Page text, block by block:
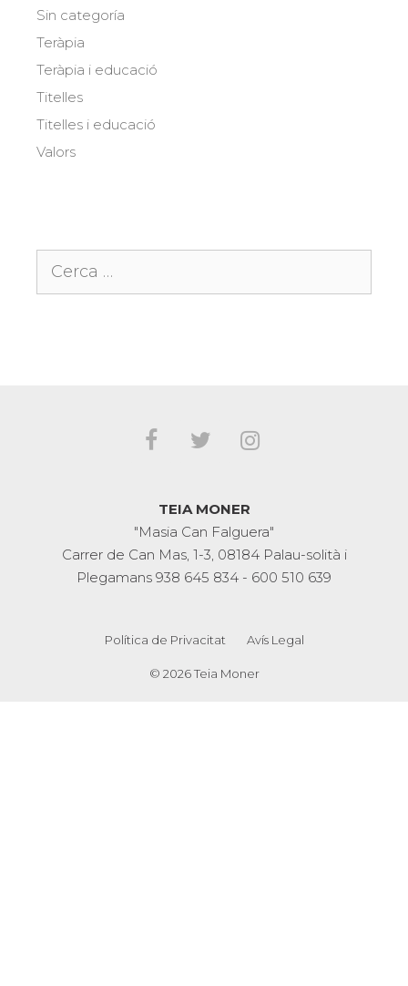
Sin categoría
Teràpia
Teràpia i educació
Titelles
Titelles i educació
Valors
TEIA MONER
"Masia Can Falguera"
Carrer de Can Mas, 1-3, 08184 Palau-solità i
Plegamans 938 645 834 - 600 510 639
Política de Privacitat Avís Legal
© 2026 Teia Moner